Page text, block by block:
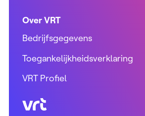
Over VRT
Bedrijfsgegevens
Toegankelijkheidsverklaring
VRT Profiel
VRT (home)